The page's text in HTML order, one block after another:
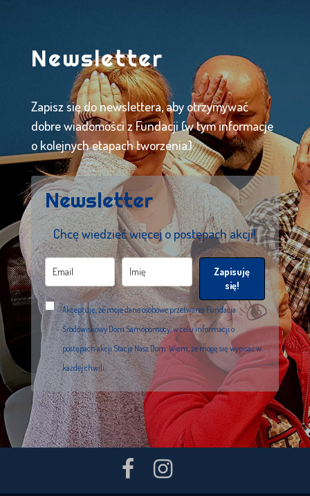
Newsletter
Zapisz się do newslettera, aby otrzymywać
dobre wiadomości z Fundacji (w tym informacje
o kolejnych etapach tworzenia).
Newsletter
Chcę wiedzieć więcej o postępach akcji!
Zapisuję
się!
Akceptuję, że moje dane osobowe przetwarza Fundacja
Środowiskowy Dom Samopomocy, w celu informacji o
postępach akcji Stacja Nasz Dom. Wiem, że mogę się wypisać w
każdej chwili.